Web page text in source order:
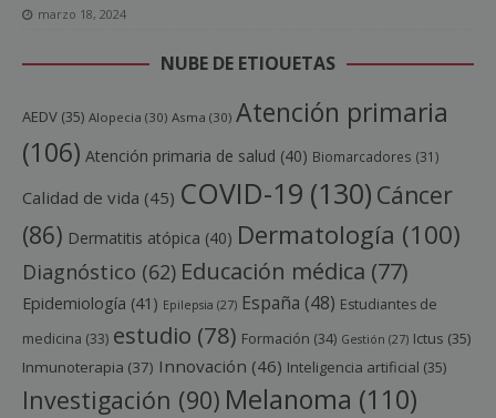
marzo 18, 2024
NUBE DE ETIQUETAS
AEDV (35) Alopecia (30) Asma (30) Atención primaria
(106) Atención primaria de salud (40) Biomarcadores (31)
Calidad de vida (45) COVID-19 (130) Cáncer
(86) Dermatitis atópica (40) Dermatología (100)
Diagnóstico (62) Educación médica (77)
Epidemiología (41) Epilepsia (27) España (48) Estudiantes de
medicina (33) estudio (78) Formación (34) Gestión (27) Ictus (35)
Inmunoterapia (37) Innovación (46) Inteligencia artificial (35)
Investigación (90) Melanoma (110)